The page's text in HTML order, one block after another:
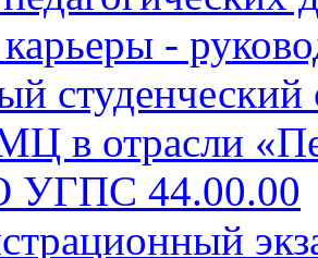
-
в отрасли
44.00.00